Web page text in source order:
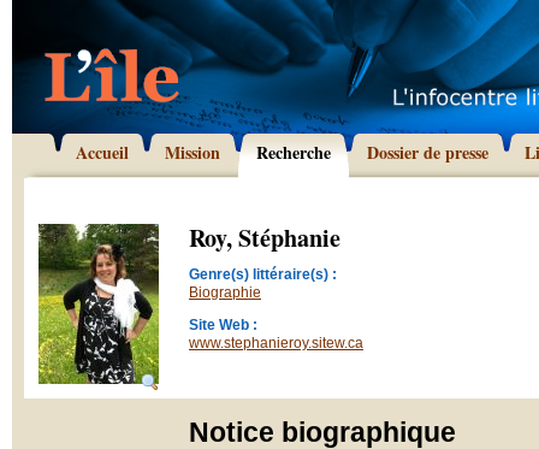
Accueil Mission Recherche Dossier de presse
Roy, Stéphanie
Genre(s) littéraire(s) :
Biographie
Site Web :
www.stephanieroy.sitew.ca
Notice biographique